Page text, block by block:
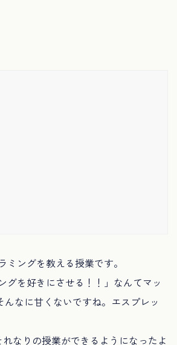
ングを教える授業です。
を好きにさせる！！」なんてマッ
なに甘くないですね。エスプレッ
なりの授業ができるようになったよ